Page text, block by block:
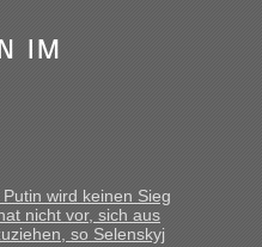
im
wird keinen Sieg
nicht vor, sich aus
so Selenskyj